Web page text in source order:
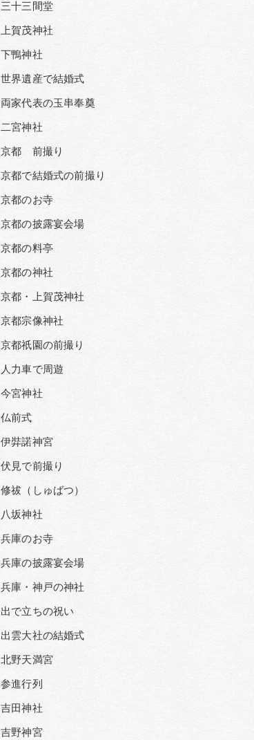
三十三間堂
上賀茂神社
下鴨神社
世界遺産で結婚式
両家代表の玉串奉奠
二宮神社
京都 前撮り
京都で結婚式の前撮り
京都のお寺
京都の披露宴会場
京都の料亭
京都の神社
京都・上賀茂神社
京都宗像神社
京都祇園の前撮り
人力車で周遊
今宮神社
仏前式
伊弉諾神宮
伏見で前撮り
修祓（しゅばつ）
八坂神社
兵庫のお寺
兵庫の披露宴会場
兵庫・神戸の神社
出で立ちの祝い
出雲大社の結婚式
北野天満宮
参進行列
吉田神社
吉野神宮